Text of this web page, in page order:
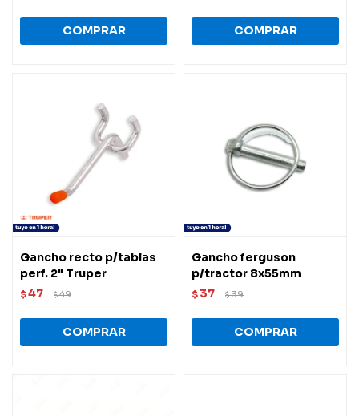
Gancho recto p/tablas
perf. 2" Truper
$47 $49
Gancho ferguson
p/tractor 8x55mm
$ 37 $39